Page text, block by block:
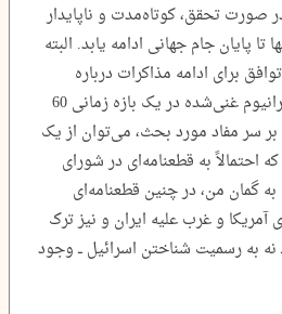
صورت تحقق، کوتاه‌مدت و ناپایدار
پایان جام جهانی ادامه یابد. البته
برای ادامه مذاکرات درباره
موضوع هسته‌ای و ذخایر اورانیوم غنی‌شده در یک بازه زمانی 60
سر مفاد مورد بحث، می‌توان از یک
به قطعنامه‌ای در شورای
گمان من، در چنین قطعنامه‌ای
آمریکا و غرب علیه ایران و نیز ترک
نه به رسمیت شناختن اسرائیل ــ وجود